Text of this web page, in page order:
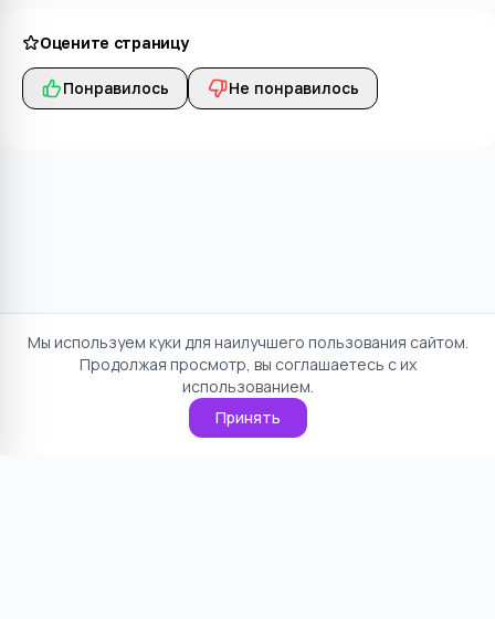
Оцените страницу
Понравилось Не понравилось
Мы используем куки для наилучшего пользования сайтом.
Продолжая просмотр, вы соглашаетесь с их
использованием.
Принять